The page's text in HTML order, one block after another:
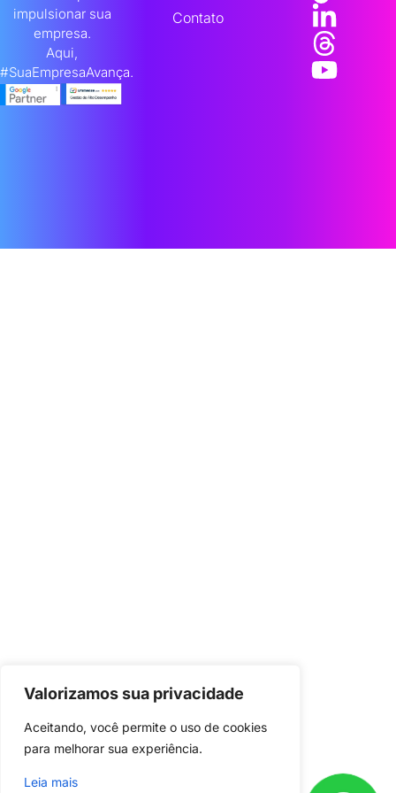
Valorizamos sua privacidade
Aceitando, você permite o uso de cookies
para melhorar sua experiência.
Leia mais
impulsionar sua
empresa.
Aqui,
#SuaEmpresaAvança.
Contato
cliente?
Baixe o aplicativo em seu celular e